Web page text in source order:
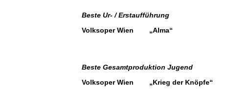
Beste Ur- / Erstaufführung
Volksoper Wien „Alma“
Beste Gesamtproduktion Jugend
Volksoper Wien „Krieg der Knöpfe“